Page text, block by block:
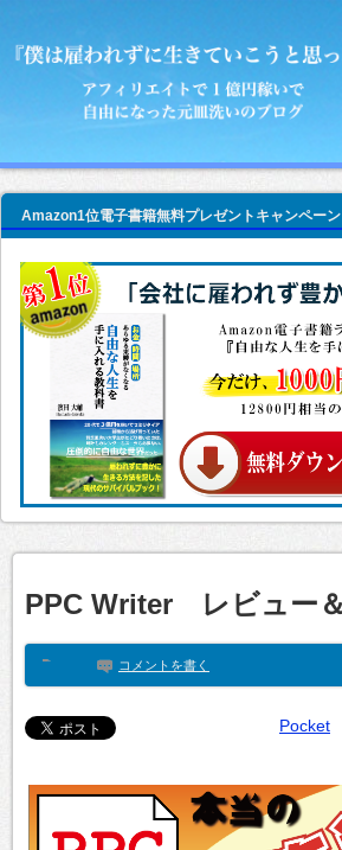
Amazon1位電子書籍無料プレゼントキャンペーン
PPC Writer レビュー
コメントを書く
Pocket